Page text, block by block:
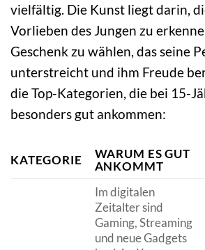
vielfältig. Die Kunst liegt darin,
Vorlieben des Jungen zu
Geschenk zu wählen, das seine
unterstreicht und ihm Freude
die Top-Kategorien, die bei 15-
besonders gut ankommen:
KATEGORIE
WARUM ES GUT
ANKOMMT
Im digitalen
Zeitalter sind
Gaming, Streaming
und neue Gadgets